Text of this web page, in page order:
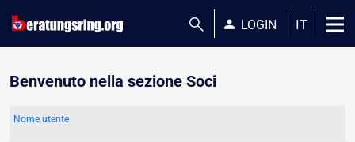
search person LOGIN IT
Benvenuto nella sezione Soci
Nome utente